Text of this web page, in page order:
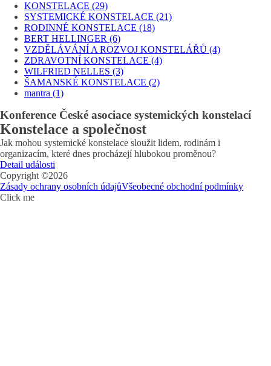
KONSTELACE (29)
SYSTEMICKÉ KONSTELACE (21)
RODINNÉ KONSTELACE (18)
BERT HELLINGER (6)
VZDĚLÁVÁNÍ A ROZVOJ KONSTELÁŘŮ (4)
ZDRAVOTNÍ KONSTELACE (4)
WILFRIED NELLES (3)
ŠAMANSKÉ KONSTELACE (2)
mantra (1)
Konference České asociace systemických konstelací
Konstelace a společnost
Jak mohou systemické konstelace sloužit lidem, rodinám i
organizacím, které dnes procházejí hlubokou proměnou?
Detail události
Copyright ©2026
Zásady ochrany osobních údajůVšeobecné obchodní podmínky
Click me